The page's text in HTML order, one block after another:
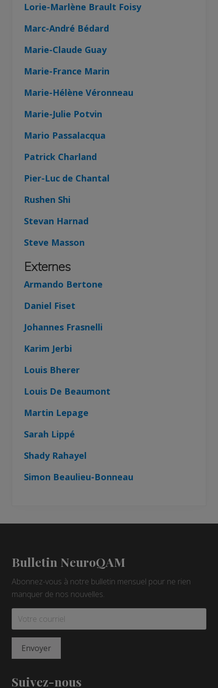
Lorie-Marlène Brault Foisy
Marc-André Bédard
Marie-Claude Guay
Marie-France Marin
Marie-Hélène Véronneau
Marie-Julie Potvin
Mario Passalacqua
Patrick Charland
Pier-Luc de Chantal
Rushen Shi
Stevan Harnad
Steve Masson
Externes
Armando Bertone
Daniel Fiset
Johannes Frasnelli
Karim Jerbi
Louis Bherer
Louis De Beaumont
Martin Lepage
Sarah Lippé
Shady Rahayel
Simon Beaulieu-Bonneau
Bulletin NeuroQAM
Abonnez-vous à notre bulletin mensuel pour ne rien
manquer de nos nouvelles.
Suivez-nous